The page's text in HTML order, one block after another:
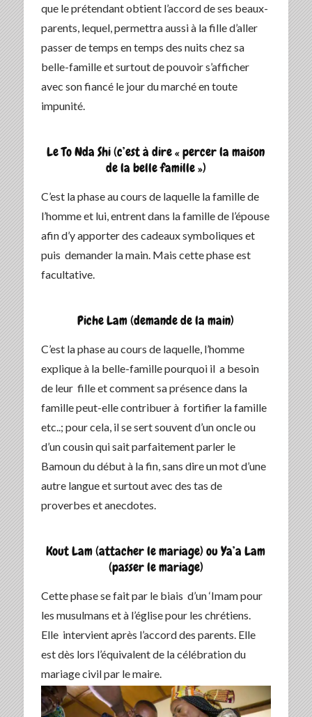
que le prétendant obtient l’accord de ses beaux-
parents, lequel, permettra aussi à la fille d’aller
passer de temps en temps des nuits chez sa
belle-famille et surtout de pouvoir s’afficher
avec son fiancé le jour du marché en toute
impunité.
Le To Nda Shi (c’est à dire « percer la maison
de la belle famille »)
C’est la phase au cours de laquelle la famille de
l’homme et lui, entrent dans la famille de l’épouse
afin d’y apporter des cadeaux symboliques et
puis demander la main. Mais cette phase est
facultative.
Piche Lam (demande de la main)
C’est la phase au cours de laquelle, l’homme
explique à la belle-famille pourquoi il a besoin
de leur fille et comment sa présence dans la
famille peut-elle contribuer à fortifier la famille
etc..; pour cela, il se sert souvent d’un oncle ou
d’un cousin qui sait parfaitement parler le
Bamoun du début à la fin, sans dire un mot d’une
autre langue et surtout avec des tas de
proverbes et anecdotes.
Kout Lam (attacher le mariage) ou Ya’a Lam
(passer le mariage)
Cette phase se fait par le biais d’un ‘Imam pour
les musulmans et à l’église pour les chrétiens.
Elle intervient après l’accord des parents. Elle
est dès lors l’équivalent de la célébration du
mariage civil par le maire.